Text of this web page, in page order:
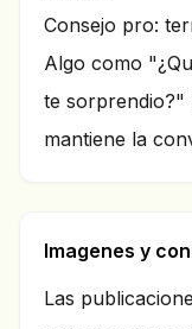
Consejo pro:
Algo como
te sorprendio?"
mantiene la
Imagenes y
Las